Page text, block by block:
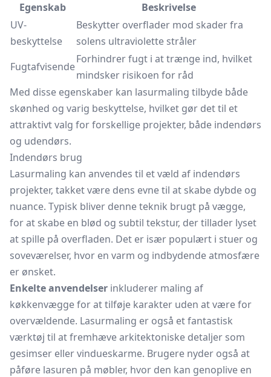
Egenskab
Beskrivelse
UV-
beskyttelse
Beskytter overflader mod skader fra
solens ultraviolette stråler
Fugtafvisende
Forhindrer fugt i at trænge ind, hvilket
mindsker risikoen for råd
Med disse egenskaber kan lasurmaling tilbyde både
skønhed og varig beskyttelse, hvilket gør det til et
attraktivt valg for forskellige projekter, både indendørs
og udendørs.
Indendørs brug
Lasurmaling kan anvendes til et væld af indendørs
projekter, takket være dens evne til at skabe dybde og
nuance. Typisk bliver denne teknik brugt på vægge,
for at skabe en blød og subtil tekstur, der tillader lyset
at spille på overfladen. Det er især populært i stuer og
soveværelser, hvor en varm og indbydende atmosfære
er ønsket.
Enkelte anvendelser inkluderer maling af
køkkenvægge for at tilføje karakter uden at være for
overvældende. Lasurmaling er også et fantastisk
værktøj til at fremhæve arkitektoniske detaljer som
gesimser eller vindueskarme. Brugere nyder også at
påføre lasuren på møbler, hvor den kan genoplive en